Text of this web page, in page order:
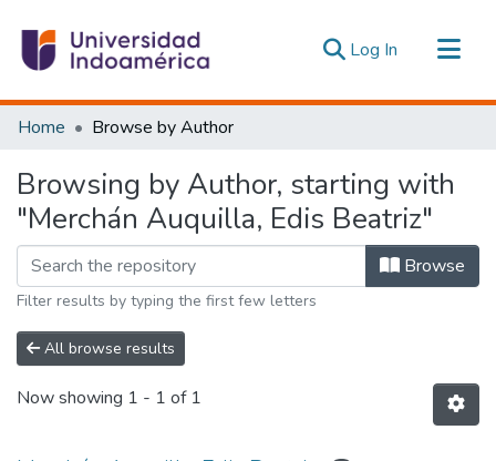
Log In (current)
Communities & Collections
Estadísticas Externas
Home Browse by Author
Browsing by Author, starting with
"Merchán Auquilla, Edis Beatriz"
Browse
Filter results by typing the first few letters
All browse results
Now showing 1 - 1 of 1